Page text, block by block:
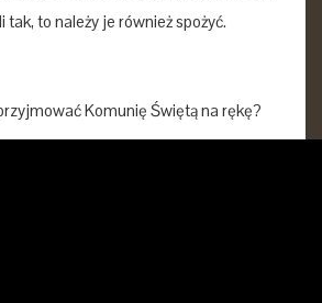
tak, to należy je również spożyć.
Komunię Świętą na rękę?